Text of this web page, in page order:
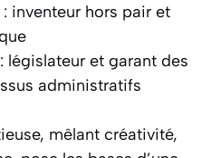
: inventeur hors pair et
: législateur et garant des
administratifs
mêlant créativité,